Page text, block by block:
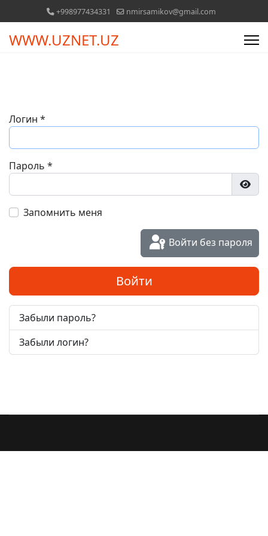
+998977434331 nmirsamikov@gmail.com
WWW.UZNET.UZ
Логин *
Пароль *
Запомнить меня
Войти без пароля
Войти
Забыли пароль?
Забыли логин?